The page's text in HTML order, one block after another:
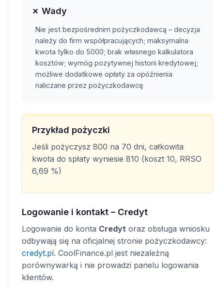
✗ Wady
Nie jest bezpośrednim pożyczkodawcą – decyzja
należy do firm współpracujących; maksymalna
kwota tylko do 5000; brak własnego kalkulatora
kosztów; wymóg pozytywnej historii kredytowej;
możliwe dodatkowe opłaty za opóźnienia
naliczane przez pożyczkodawcę
Przykład pożyczki
Jeśli pożyczysz 800 na 70 dni, całkowita
kwota do spłaty wyniesie 810 (koszt 10, RRSO
6,69 %)
Logowanie i kontakt – Credyt
Logowanie do konta Credyt oraz obsługa wniosku
odbywają się na oficjalnej stronie pożyczkodawcy:
credyt.pl. CoolFinance.pl jest niezależną
porównywarką i nie prowadzi panelu logowania
klientów.